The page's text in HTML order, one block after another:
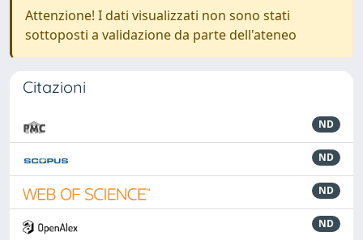
Attenzione! I dati visualizzati non sono stati
sottoposti a validazione da parte dell'ateneo
Citazioni
ND
ND
ND
ND